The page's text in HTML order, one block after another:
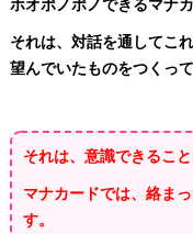
ホオポノポノできるマナ
それは、対話を通してこ
望んでいたものをつくっ
それは、意識できるこ
マナカードでは、絡ま
す。